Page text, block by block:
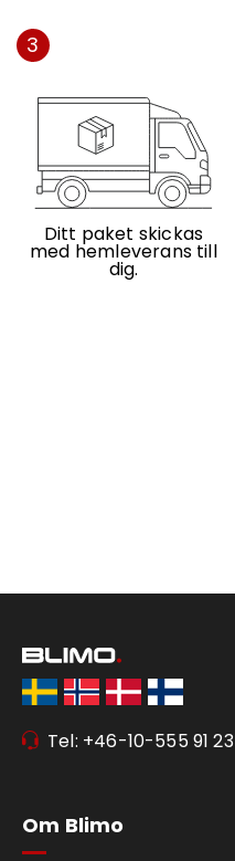
3
Ditt paket skickas
med hemleverans till
dig.
Tel: +46-10-555 91 23
Om Blimo